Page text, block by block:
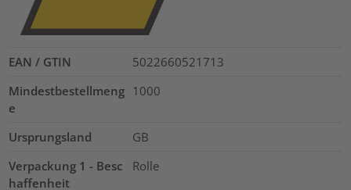
EAN / GTIN
5022660521713
Mindestbestellmeng
e
1000
Ursprungsland
GB
Verpackung 1 - Besc
haffenheit
Rolle